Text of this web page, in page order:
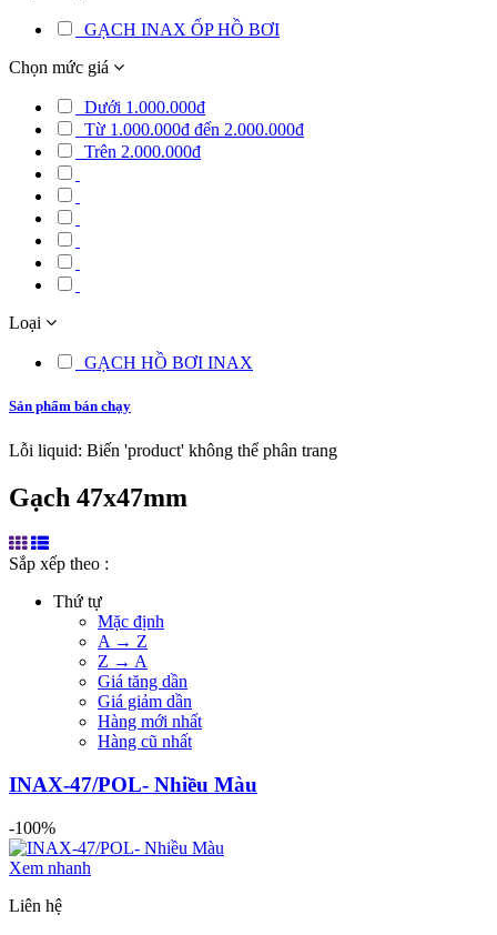
GẠCH INAX ỐP HỒ BƠI
Chọn mức giá
Dưới 1.000.000đ
Từ 1.000.000đ đến 2.000.000đ
Trên 2.000.000đ
Loại
GẠCH HỒ BƠI INAX
Sản phẩm bán chạy
Lỗi liquid: Biến 'product' không thể phân trang
Gạch 47x47mm
Sắp xếp theo :
Thứ tự
Mặc định
A → Z
Z → A
Giá tăng dần
Giá giảm dần
Hàng mới nhất
Hàng cũ nhất
INAX-47/POL- Nhiều Màu
-100%
Xem nhanh
Liên hệ